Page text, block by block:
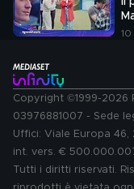
Copyright ©1999-2026
03976881007 - Sede
Uffici: Viale Europa
int. vers. €
Tutti i diritti riservati.